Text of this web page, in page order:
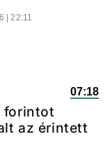
| 22:11
07:18
forintot
az érintett